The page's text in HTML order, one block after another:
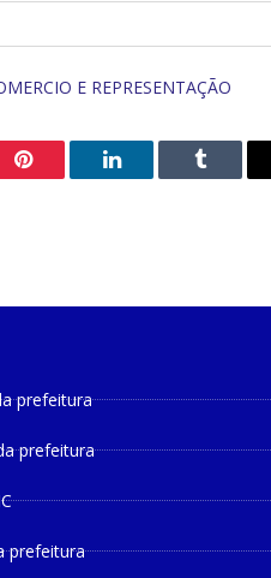
E REPRESENTAÇÃO
Pinterest
O
Tumblr
prefeitura
prefeitura
prefeitura